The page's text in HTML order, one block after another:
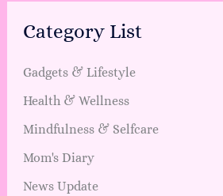
Category List
Gadgets & Lifestyle
Health & Wellness
Mindfulness & Selfcare
Mom's Diary
News Update